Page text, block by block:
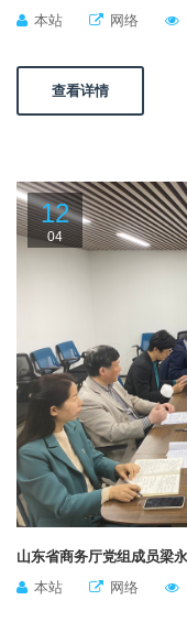
本站
网络
查看详情
12
04
山东省商务厅党组成员梁
本站
网络